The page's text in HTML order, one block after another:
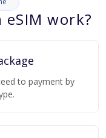
work?
to payment by